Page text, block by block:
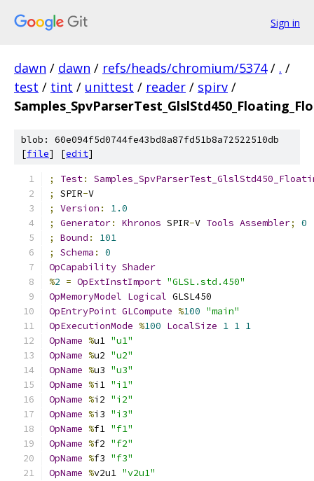
Sign in
dawn / dawn / refs/heads/chromium/5374 / . /
test / tint / unittest / reader / spirv /
blob: 60e094f5d0744fe43bd8a87fd51b8a72522510db
[file] [edit]
; Test:
;
SPIR-V
;
Version :
1.0
;
Generator: Khronos SPIR-V Tools Assembler;
0
;
Bound :
101
;
Schema :
0
OpCapability Shader
%2 = OpExtInstImport "GLSL.std.450"
OpMemoryModel Logical GLSL450
OpEntryPoint GLCompute %100 "main"
OpExecutionMode %100 LocalSize 1 1 1
OpName %u1 "u1"
OpName %u2 "u2"
OpName %u3 "u3"
OpName %i1 "i1"
OpName %i2 "i2"
OpName %i3 "i3"
OpName %f1 "f1"
OpName %f2 "f2"
OpName %f3 "f3"
OpName %v2u1 "v2u1"